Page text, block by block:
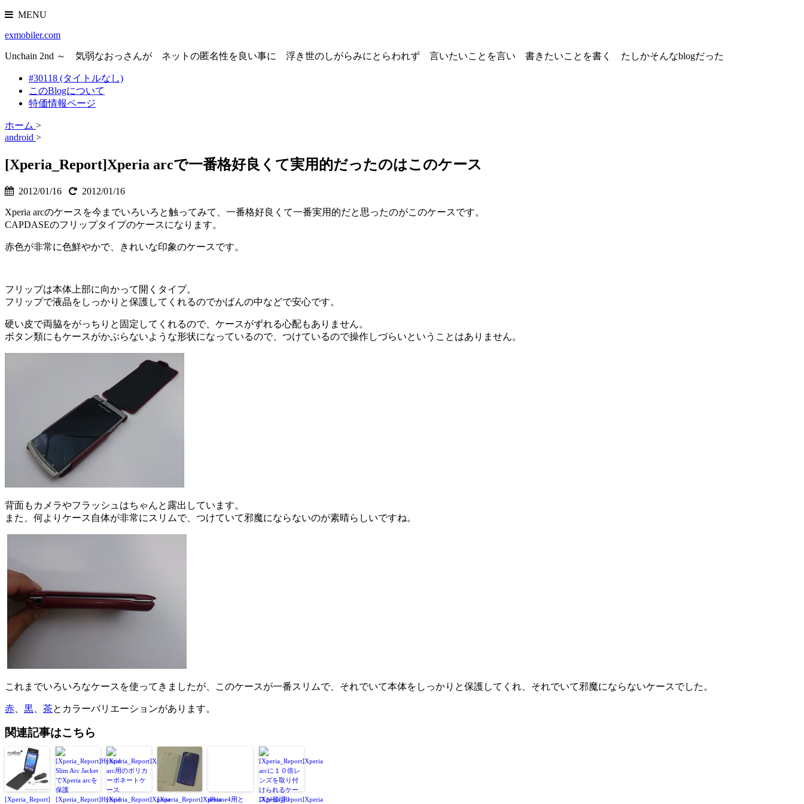
MENU
exmobiler.com
Unchain 2nd ～ 気弱なおっさんが ネットの匿名性を良い事に 浮き世のしがらみにとらわれず 言いたいことを言い 書きたいことを書く たしかそんなblogだった
#30118 (タイトルなし)
このBlogについて
特価情報ページ
ホーム >
android >
[Xperia_Report]Xperia arcで一番格好良くて実用的だったのはこのケース
2012/01/16 2012/01/16
Xperia arcのケースを今までいろいろと触ってみて、一番格好良くて一番実用的だと思ったのがこのケースです。
CAPDASEのフリップタイプのケースになります。
赤色が非常に色鮮やかで、きれいな印象のケースです。
フリップは本体上部に向かって開くタイプ。
フリップで液晶をしっかりと保護してくれるのでかばんの中などで安心です。
硬い皮で両脇をがっちりと固定してくれるので、ケースがずれる心配もありません。
ボタン類にもケースがかぶらないような形状になっているので、つけているので操作しづらいということはありません。
背面もカメラやフラッシュはちゃんと露出しています。
また、何よりケース自体が非常にスリムで、つけていて邪魔にならないのが素晴らしいですね。
これまでいろいろなケースを使ってきましたが、このケースが一番スリムで、それでいて本体をしっかりと保護してくれ、それでいて邪魔にならないケースでした。
赤 黒 茶とカラーバリエーションがあります。
関連記事はこちら
[Xperia_Report]
[Xperia_Report]Hybrid[Xperia_Report]Xperia[Xperia_Report]XperiaiPhone4用と
[Xperia_Report]Xperia